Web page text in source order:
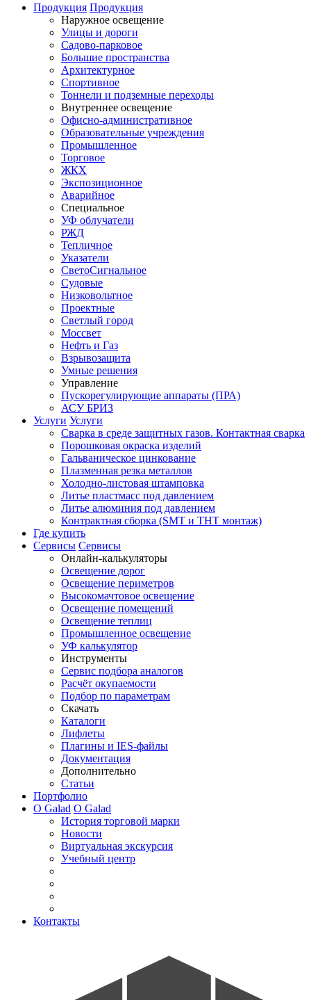
Продукция Продукция
Наружное освещение
Улицы и дороги
Садово-парковое
Большие пространства
Архитектурное
Спортивное
Тоннели и подземные переходы
Внутреннее освещение
Офисно-административное
Образовательные учреждения
Промышленное
Торговое
ЖКХ
Экспозиционное
Аварийное
Специальное
УФ облучатели
РЖД
Тепличное
Указатели
СветоСигнальное
Судовые
Низковольтное
Проектные
Светлый город
Моссвет
Нефть и Газ
Взрывозащита
Умные решения
Управление
Пускорегулирующие аппараты (ПРА)
АСУ БРИЗ
Услуги Услуги
Сварка в среде защитных газов. Контактная сварка
Порошковая окраска изделий
Гальваническое цинкование
Плазменная резка металлов
Холодно-листовая штамповка
Литье пластмасс под давлением
Литье алюминия под давлением
Контрактная сборка (SMT и THT монтаж)
Где купить
Сервисы Сервисы
Онлайн-калькуляторы
Освещение дорог
Освещение периметров
Высокомачтовое освещение
Освещение помещений
Освещение теплиц
Промышленное освещение
УФ калькулятор
Инструменты
Сервис подбора аналогов
Расчёт окупаемости
Подбор по параметрам
Скачать
Каталоги
Лифлеты
Плагины и IES-файлы
Документация
Дополнительно
Статьи
Портфолио
О Galad О Galad
История торговой марки
Новости
Виртуальная экскурсия
Учебный центр
Контакты